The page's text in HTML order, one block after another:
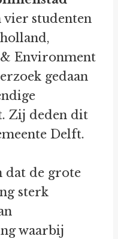
vier studenten
Environment
gedaan
Zij deden dit
Delft.
dat de grote
sterk
waarbij